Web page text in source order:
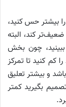
بیشتر حس کنید،
کند، البته
ببینید، چون بخش
کم کنید تا تمرکز
و بیشتر تعلیق
بگیرید کمتر